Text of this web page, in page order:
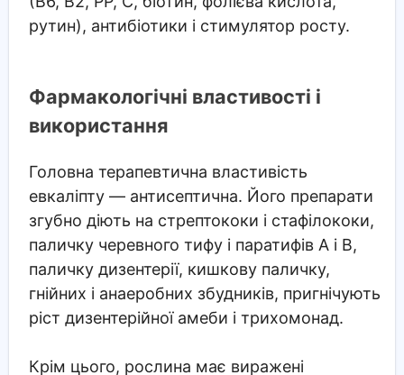
рутин), антибіотики і стимулятор росту.
Фармакологічні властивості і
використання
Головна терапевтична властивість
евкаліпту — антисептична. Його препарати
згубно діють на стрептококи і стафілококи,
паличку черевного тифу і паратифів А і В,
паличку дизентерії, кишкову паличку,
гнійних і анаеробних збудників, пригнічують
ріст дизентерійної амеби і трихомонад.
Крім цього, рослина має виражені